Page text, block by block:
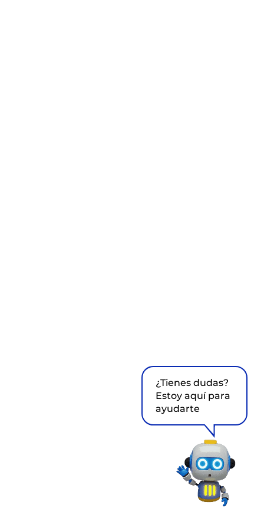
¿Tienes dudas?
Estoy aquí para
ayudarte